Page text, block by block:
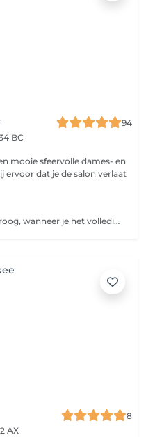
94
BC
We maken het haar handdoekdroog, wanneer je het volledig gedroogd of gefohnd wilt hebben boek dit er dan bij
8
AX